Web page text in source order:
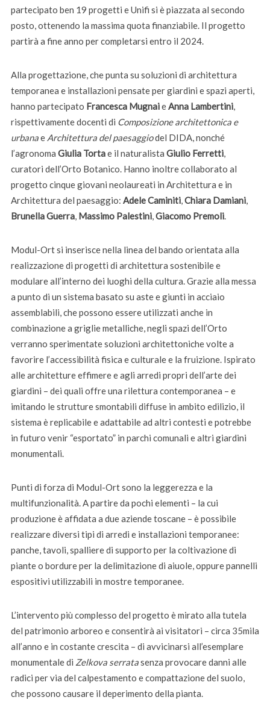
partecipato ben 19 progetti e Unifi si è piazzata al secondo
posto, ottenendo la massima quota finanziabile. Il progetto
partirà a fine anno per completarsi entro il 2024.
Alla progettazione, che punta su soluzioni di architettura
temporanea e installazioni pensate per giardini e spazi aperti,
hanno partecipato Francesca MugnaieAnna Lambertini,
rispettivamente docenti di Composizione architettonica e
urbanae Architettura del paesaggiodel DIDA, nonché
l’agronoma Giulia Tortae il naturalista Giulio Ferretti,
curatori dell’Orto Botanico. Hanno inoltre collaborato al
progetto cinque giovani neolaureati in Architettura e in
Architettura del paesaggio: Adele Caminiti,Chiara Damiani,
Brunella Guerra, Massimo Palestini,Giacomo Premoli.
Modul-Ort si inserisce nella linea del bando orientata alla
realizzazione di progetti di architettura sostenibile e
modulare all’interno dei luoghi della cultura. Grazie alla messa
a punto di un sistema basato su aste e giunti in acciaio
assemblabili, che possono essere utilizzati anche in
combinazione a griglie metalliche, negli spazi dell’Orto
verranno sperimentate soluzioni architettoniche volte a
favorire l’accessibilità fisica e culturale e la fruizione. Ispirato
alle architetture effimere e agli arredi propri dell’arte dei
giardini – dei quali offre una rilettura contemporanea – e
imitando le strutture smontabili diffuse in ambito edilizio, il
sistema è replicabile e adattabile ad altri contesti e potrebbe
in futuro venir “esportato” in parchi comunali e altri giardini
monumentali.
Punti di forza di Modul-Ort sono la leggerezza e la
multifunzionalità. A partire da pochi elementi – la cui
produzione è affidata a due aziende toscane – è possibile
realizzare diversi tipi di arredi e installazioni temporanee:
panche, tavoli, spalliere di supporto per la coltivazione di
piante o bordure per la delimitazione di aiuole, oppure pannelli
espositivi utilizzabili in mostre temporanee.
L’intervento più complesso del progetto è mirato alla tutela
del patrimonio arboreo e consentirà ai visitatori – circa 35mila
all’anno e in costante crescita – di avvicinarsi all’esemplare
monumentale di Zelkova serratasenza provocare danni alle
radici per via del calpestamento e compattazione del suolo,
che possono causare il deperimento della pianta.